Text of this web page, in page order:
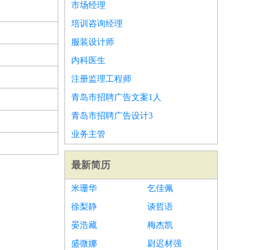
市场经理
培训咨询经理
服装设计师
内科医生
注册监理工程师
青岛市招聘广告文案1人
青岛市招聘广告设计3
业务主管
最新简历
米珊华
乞佳佩
徐梨静
谈哲语
晏浩藏
梅杰凯
盛微娜
尉迟材强